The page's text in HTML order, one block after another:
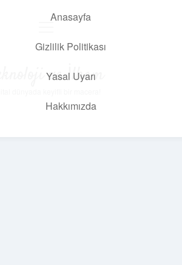
Anasayfa
Gizlilik Politikası
Yasal Uyarı
Hakkımızda
Teknoloji ve İlham